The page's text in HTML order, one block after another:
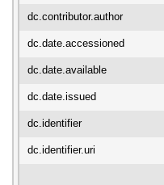
dc.contributor.author
dc.date.accessioned
dc.date.available
dc.date.issued
dc.identifier
dc.identifier.uri